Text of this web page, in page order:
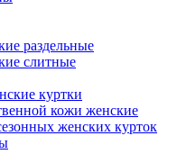
раздельные
слитные
куртки
кожи женские
женских курток